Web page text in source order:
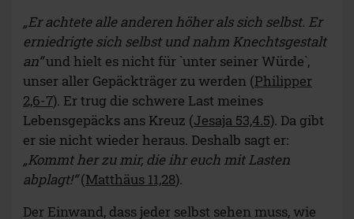
„Er achtete alle anderen höher als sich selbst. Er
erniedrigte sich selbst und nahm Knechtsgestalt
an“und hielt es nicht für `unter seiner Würde`,
unser aller Gepäckträger zu werden (Philipper
2,6-7). Er trug die schwere Last meines
Lebensgepäcks ans Kreuz (Jesaja 53,4.5). Da gibt
er sie nicht wieder heraus. Deshalb sagt er:
„Kommt her zu mir, die ihr euch mit Lasten
abplagt!“(Matthäus 11,28).
Der Einwand, dass jeder selbst sehen muss, wie